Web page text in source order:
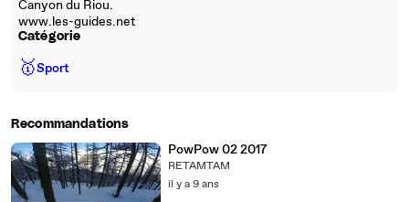
Canyon du Riou.
www.les-guides.net
Catégorie
🥇Sport
Recommandations
PowPow 02 2017
RETAMTAM
il y a 9 ans